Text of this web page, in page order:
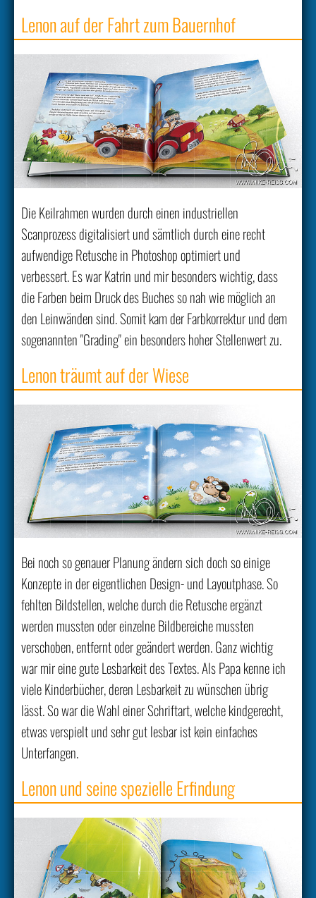
Lenon auf der Fahrt zum Bauernhof
Die Keilrahmen wurden durch einen industriellen
Scanprozess digitalisiert und sämtlich durch eine recht
aufwendige Retusche in Photoshop optimiert und
verbessert. Es war Katrin und mir besonders wichtig, dass
die Farben beim Druck des Buches so nah wie möglich an
den Leinwänden sind. Somit kam der Farbkorrektur und dem
sogenannten "Grading" ein besonders hoher Stellenwert zu.
Lenon träumt auf der Wiese
Bei noch so genauer Planung ändern sich doch so einige
Konzepte in der eigentlichen Design- und Layoutphase. So
fehlten Bildstellen, welche durch die Retusche ergänzt
werden mussten oder einzelne Bildbereiche mussten
verschoben, entfernt oder geändert werden. Ganz wichtig
war mir eine gute Lesbarkeit des Textes. Als Papa kenne ich
viele Kinderbücher, deren Lesbarkeit zu wünschen übrig
lässt. So war die Wahl einer Schriftart, welche kindgerecht,
etwas verspielt und sehr gut lesbar ist kein einfaches
Unterfangen.
Lenon und seine spezielle Erfindung